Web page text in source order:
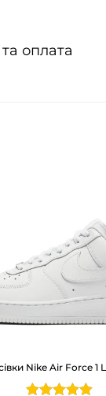
B
l
a
c
к
оплата
Nike Air Force 1